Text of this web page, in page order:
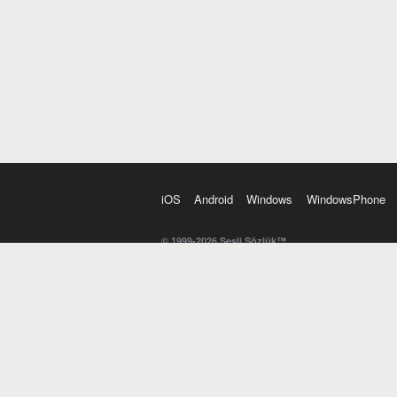
iOS Android Windows WindowsPhone
© 1999-2026 Sesli Sözlük™